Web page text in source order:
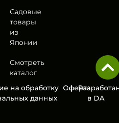
Садовые
товары
из
Японии
Смотреть
каталог
на обработку
данных
Оферта
в DA